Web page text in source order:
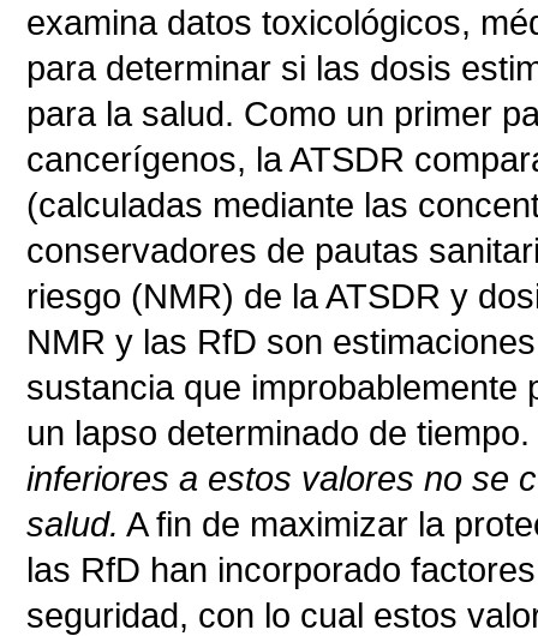
examina datos toxicológicos,
para determinar si las dosis
para la salud. Como un primer
cancerígenos, la ATSDR
(calculadas mediante las
conservadores de pautas
riesgo (NMR) de la ATSDR y
NMR y las RfD son
sustancia que
un lapso determinado de tiempo.
inferiores a estos valores no se
salud. A fin de maximizar la
las RfD han incorporado
seguridad, con lo cual estos